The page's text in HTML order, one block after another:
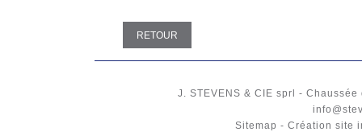
RETOUR
J. STEVENS & CIE sprl - Chaussée
Sitemap - Création site